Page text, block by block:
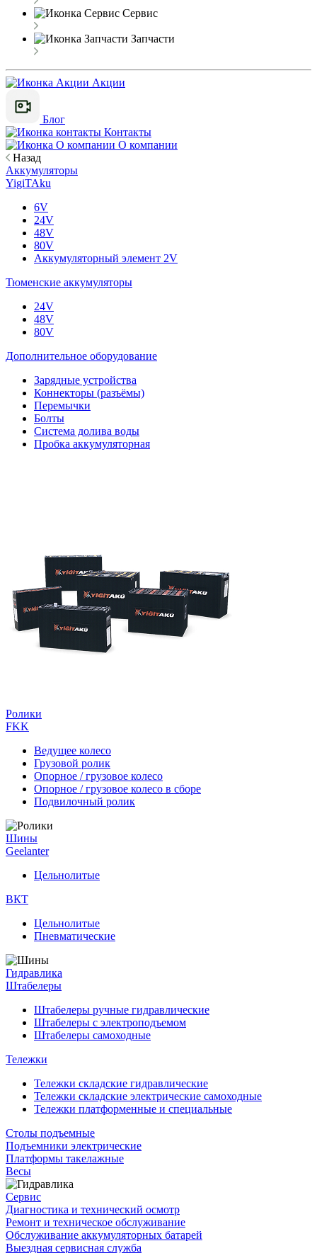
Сервис
Запчасти
Акции
Блог
Контакты
О компании
Назад
Аккумуляторы
YigiTAku
6V
24V
48V
80V
Аккумуляторный элемент 2V
Тюменские аккумуляторы
24V
48V
80V
Дополнительное оборудование
Зарядные устройства
Коннекторы (разъёмы)
Перемычки
Болты
Система долива воды
Пробка аккумуляторная
Ролики
FKK
Ведущее колесо
Грузовой ролик
Опорное / грузовое колесо
Опорное / грузовое колесо в сборе
Подвилочный ролик
Шины
Geelanter
Цельнолитые
ВКТ
Цельнолитые
Пневматические
Гидравлика
Штабелеры
Штабелеры ручные гидравлические
Штабелеры с электроподъемом
Штабелеры самоходные
Тележки
Тележки складские гидравлические
Тележки складские электрические самоходные
Тележки платформенные и специальные
Столы подъемные
Подъемники электрические
Платформы такелажные
Весы
Сервис
Диагностика и технический осмотр
Ремонт и техническое обслуживание
Обслуживание аккумуляторных батарей
Выездная сервисная служба